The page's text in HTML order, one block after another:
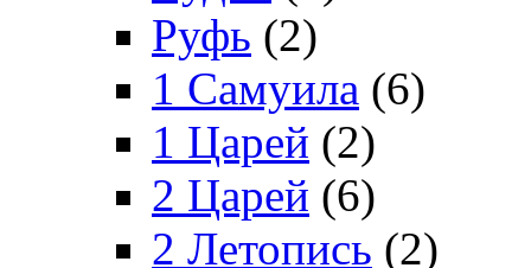
Руфь (2)
1 Самуила (6)
1 Царей (2)
2 Царей (6)
2 Летопись (2)